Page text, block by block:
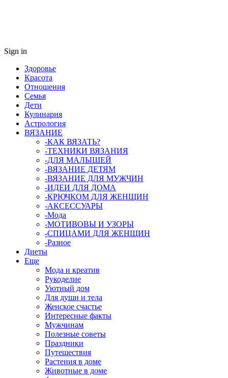
Sign in
Здоровье
Красота
Отношения
Семья
Дети
Кулинария
Астрология
ВЯЗАНИЕ
-КАК ВЯЗАТЬ?
-ТЕХНИКИ ВЯЗАНИЯ
-ДЛЯ МАЛЫШЕЙ
-ВЯЗАНИЕ ДЕТЯМ
-ВЯЗАНИЕ ДЛЯ МУЖЧИН
-ИДЕИ ДЛЯ ДОМА
-КРЮЧКОМ ДЛЯ ЖЕНЩИН
-AКСЕССУАРЫ
-Мода
-МОТИВОВЫ И УЗОРЫ
-СПИЦАМИ ДЛЯ ЖЕНЩИН
-Разное
Диеты
Еще
Мода и креатив
Рукоделие
Уютный дом
Для души и тела
Женское счастье
Интересные факты
Мужчинам
Полезные советы
Праздники
Путешествия
Растения в доме
Животные в доме